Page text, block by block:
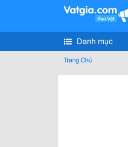
Danh mục
Trang Chủ